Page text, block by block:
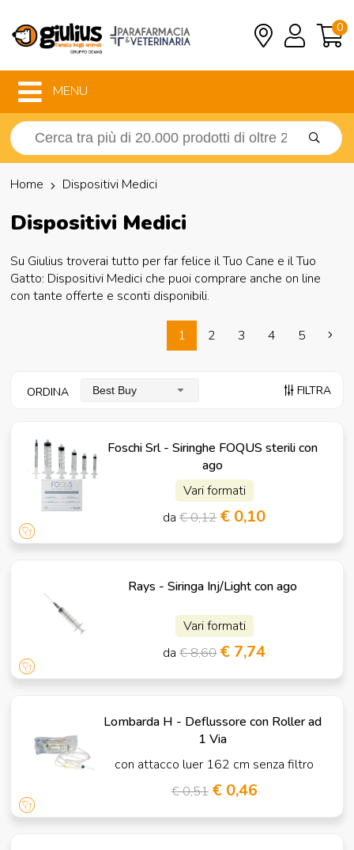
0
MENU
Home Dispositivi Medici
Dispositivi Medici
Su Giulius troverai tutto per far felice il Tuo Cane e il Tuo
Gatto: Dispositivi Medici che puoi comprare anche on line
con tante offerte e sconti disponibili.
1 2 3 4 5
ORDINA Best Buy FILTRA
Foschi Srl - Siringhe FOQUS sterili con
ago
Vari formati
da€ 0,12 € 0,10
Rays - Siringa Inj/Light con ago
Vari formati
da€ 8,60 € 7,74
Lombarda H - Deflussore con Roller ad
1 Via
con attacco luer 162 cm senza filtro
€ 0,51 € 0,46